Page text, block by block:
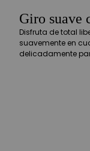
Giro suave
Disfruta de total
suavemente en
delicadamente